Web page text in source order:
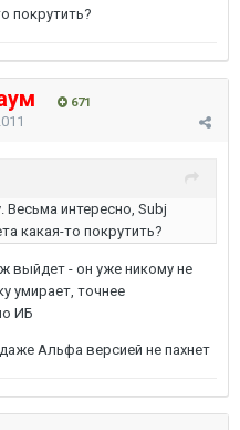
покрутить?
671
Весьма интересно, Subj
какая-то покрутить?
выйдет - он уже никому не
умирает, точнее
ИБ
Альфа версией не пахнет